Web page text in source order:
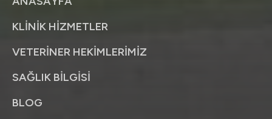
KLİNİK HİZMETLER
VETERİNER HEKİMLERİMİZ
SAĞLIK BİLGİSİ
BLOG